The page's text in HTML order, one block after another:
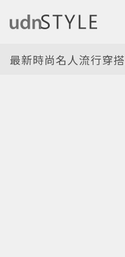
最新時尚名人流行穿搭